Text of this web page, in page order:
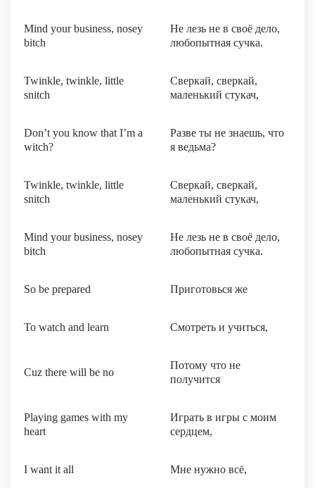
Mind your business, nosey
bitch
Не лезь не в своё дело,
любопытная сучка.
Twinkle, twinkle, little
snitch
Сверкай, сверкай,
маленький стукач,
Don’t you know that I’m a
witch?
Разве ты не знаешь, что
я ведьма?
Twinkle, twinkle, little
snitch
Сверкай, сверкай,
маленький стукач,
Mind your business, nosey
bitch
Не лезь не в своё дело,
любопытная сучка.
So be prepared Приготовься же
To watch and learn Смотреть и учиться,
Cuz there will be no
Потому что не
получится
Playing games with my
heart
Играть в игры с моим
сердцем,
I want it all Мне нужно всё,